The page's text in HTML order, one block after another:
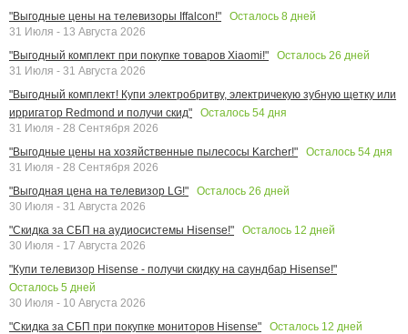
"Выгодные цены на телевизоры Iffalcon!"
Осталось 8 дней
31 Июля - 13 Августа 2026
"Выгодный комплект при покупке товаров Xiaomi!"
Осталось 26 дней
31 Июля - 31 Августа 2026
"Выгодный комплект! Купи электробритву, электричекую зубную щетку или
ирригатор Redmond и получи скид"
Осталось 54 дня
31 Июля - 28 Сентября 2026
"Выгодные цены на хозяйственные пылесосы Karcher!"
Осталось 54 дня
31 Июля - 28 Сентября 2026
"Выгодная цена на телевизор LG!"
Осталось 26 дней
30 Июля - 31 Августа 2026
"Скидка за СБП на аудиосистемы Hisense!"
Осталось 12 дней
30 Июля - 17 Августа 2026
"Купи телевизор Hisense - получи скидку на саундбар Hisense!"
Осталось 5 дней
30 Июля - 10 Августа 2026
"Скидка за СБП при покупке мониторов Hisense"
Осталось 12 дней